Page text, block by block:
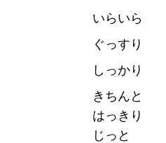
いらいら
ぐっすり
しっかり
きちんと
はっきり
じっと